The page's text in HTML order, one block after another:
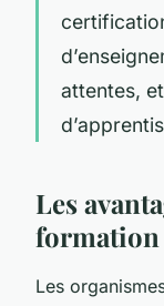
attentes,
Les
formation
Les